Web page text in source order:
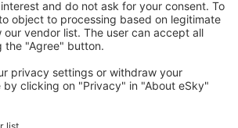
die u bevallen
1,3 miljoen accommodaties: hotels,
appartementen en meer.